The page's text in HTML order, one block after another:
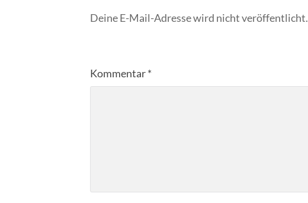
Deine E-Mail-Adresse wird nicht veröffentlicht.
Kommentar*